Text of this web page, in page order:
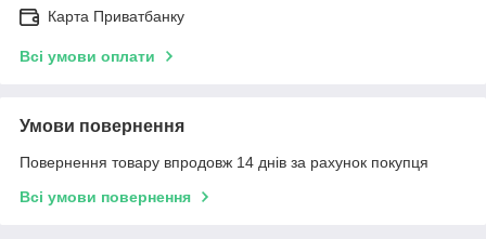
Карта Приватбанку
Всі умови оплати
Умови повернення
Повернення товару впродовж 14 днів за рахунок покупця
Всі умови повернення